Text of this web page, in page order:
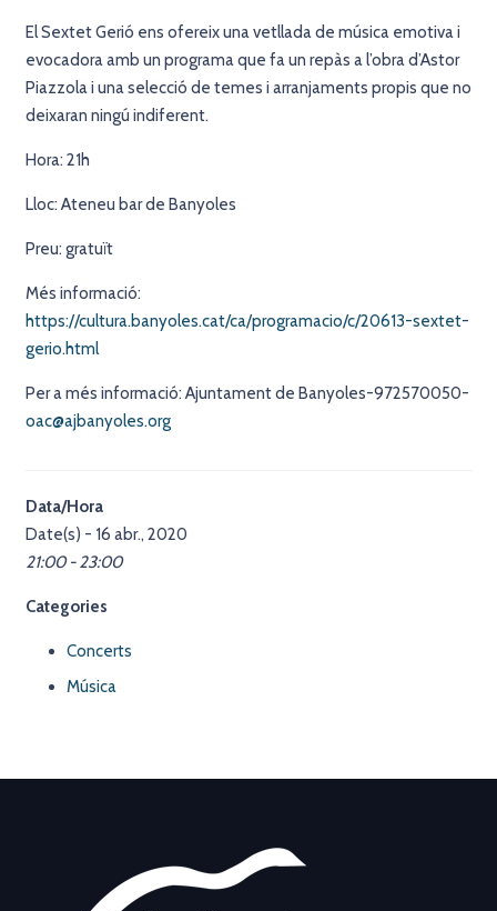
El Sextet Gerió ens ofereix una vetllada de música emotiva i
evocadora amb un programa que fa un repàs a l’obra d’Astor
Piazzola i una selecció de temes i arranjaments propis que no
deixaran ningú indiferent.
Hora: 21h
Lloc: Ateneu bar de Banyoles
Preu: gratuït
Més informació:
https://cultura.banyoles.cat/ca/programacio/c/20613-sextet-
gerio.html
Per a més informació: Ajuntament de Banyoles-972570050-
oac@ajbanyoles.org
Data/Hora
Date(s) - 16 abr., 2020
21:00 - 23:00
Categories
Concerts
Música